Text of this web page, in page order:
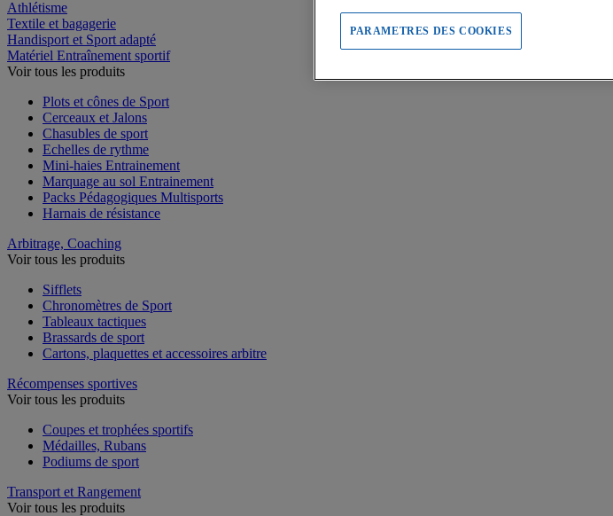
Athlétisme
Textile et bagagerie
Handisport et Sport adapté
Matériel Entraînement sportif
Voir tous les produits
Plots et cônes de Sport
Cerceaux et Jalons
Chasubles de sport
Echelles de rythme
Mini-haies Entrainement
Marquage au sol Entrainement
Packs Pédagogiques Multisports
Harnais de résistance
Arbitrage, Coaching
Voir tous les produits
Sifflets
Chronomètres de Sport
Tableaux tactiques
Brassards de sport
Cartons, plaquettes et accessoires arbitre
Récompenses sportives
Voir tous les produits
Coupes et trophées sportifs
Médailles, Rubans
Podiums de sport
Transport et Rangement
Voir tous les produits
PARAMETRES DES COOKIES